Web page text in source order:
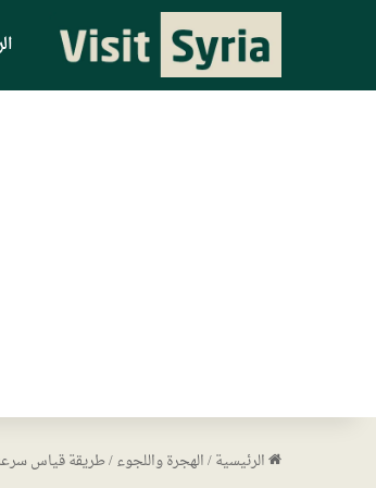
الرئيسية/الهجرة واللجوء/طريقة قياس